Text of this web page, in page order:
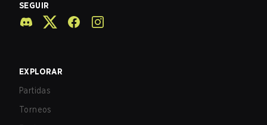
SEGUIR
EXPLORAR
Partidas
Torneos